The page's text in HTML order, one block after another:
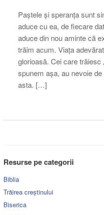
Paștele și speranța sunt
aduce cu ea, de fiecare
aduce din nou aminte că
trăim acum. Viața
glorioasă. Cei care trăiesc
spunem așa, au nevoie
asta. […]
Resurse pe categorii
Biblia
Trăirea creștinului
Biserica